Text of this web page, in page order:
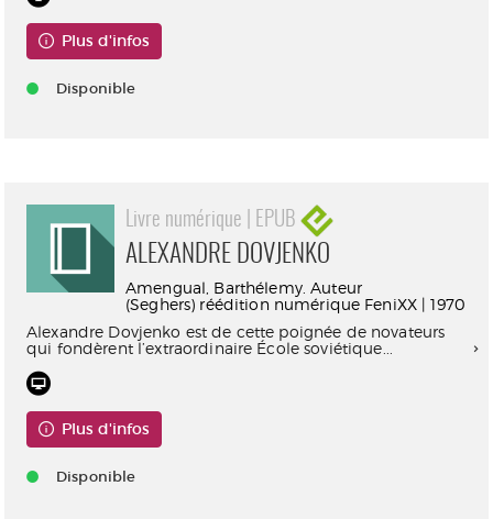
Plus d'infos
Disponible
Livre numérique | EPUB
ALEXANDRE DOVJENKO
Amengual, Barthélemy. Auteur
(Seghers) réédition numérique FeniXX | 1970
Alexandre Dovjenko est de cette poignée de novateurs
qui fondèrent l’extraordinaire École soviétique...
Plus d'infos
Disponible